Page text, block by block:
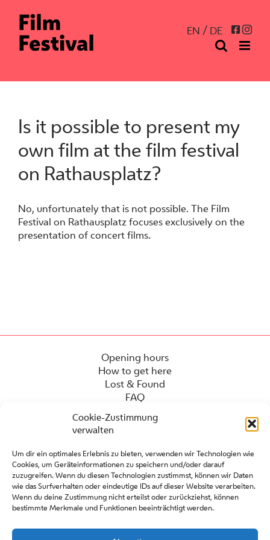
Cookie-Zustimmung
verwalten
Um dir ein optimales Erlebnis zu bieten, verwenden wir Technologien wie
Cookies, um Geräteinformationen zu speichern und/oder darauf
zuzugreifen. Wenn du diesen Technologien zustimmst, können wir Daten
wie das Surfverhalten oder eindeutige IDs auf dieser Website verarbeiten.
Wenn du deine Zustimmung nicht erteilst oder zurückziehst, können
bestimmte Merkmale und Funktionen beeinträchtigt werden.
content
EN DE
Is it possible to present my
own film at the film festival
on Rathausplatz?
No, unfortunately that is not possible. The Film
Festival on Rathausplatz focuses exclusively on the
presentation of concert films.
Opening hours
How to get here
Lost & Found
FAQ
Press
Contact